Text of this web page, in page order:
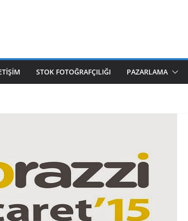
STOK FOTOĞRAFÇILIĞI PAZARLAMA